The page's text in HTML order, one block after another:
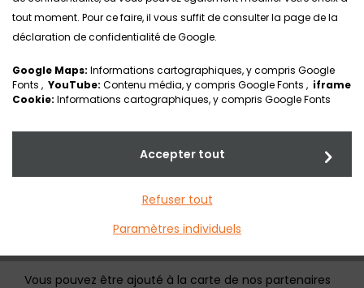
Vous souhaitez être mentionné sur
notre carte comme l'un de nos
partenaires spécialisés dans le
matériel médical PRO ACTIV ?
Vous pouvez être ajouté à la carte de nos partenaires
tout moment. Pour ce faire, il vous suffit de consulter la page de la
déclaration de confidentialité de Google.
Google Maps: Informations cartographiques, y compris Google
Fonts , YouTube: Contenu média, y compris Google Fonts , iframe
Cookie: Informations cartographiques, y compris Google Fonts
Paramètres individuels
Refuser tout
Accepter tout